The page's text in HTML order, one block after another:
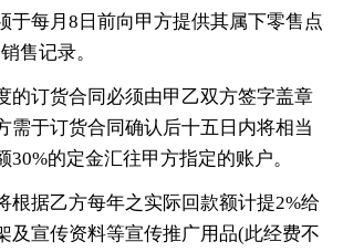
于每月8日前向甲方提供其属下零售点
售记录。
的订货合同必须由甲乙双方签字盖章
需于订货合同确认后十五日内将相当
30%的定金汇往甲方指定的账户。
根据乙方每年之实际回款额计提2%给
及宣传资料等宣传推广用品(此经费不